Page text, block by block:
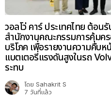
วอลโว่ คาร์ ประเทศไทย ต้อน
สำนักงานคณะกรรมการคุ้มค
บริโภค เพื่อรายงานความคืบห
แบตเตอรี่แรงดันสูงในรถ
ระทบ
โดย Sahakrit S
7 วันที่แล้ว